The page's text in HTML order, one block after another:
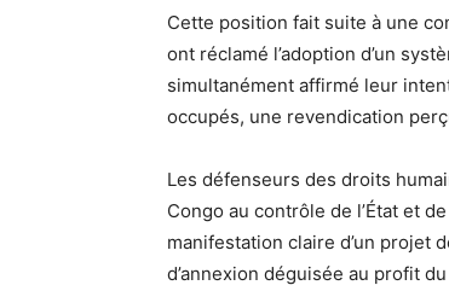
Cette position fait suite à une
ont réclamé l’adoption d’un
simultanément affirmé leur
occupés, une revendication
Les défenseurs des droits
Congo au contrôle de l’État et
manifestation claire d’un projet
d’annexion déguisée au profit